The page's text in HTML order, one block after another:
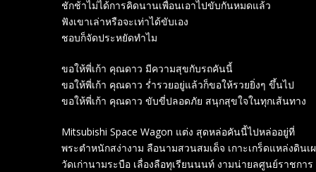
ชักช้าไม่ได้การคิดนานเพื่อนเอาไปขับกันหมดแล้ว
ฟังเขาเล่าหรือจะเท่าได้ขับเอง
ชอบก็จัดประหยัดทำไม
ขอให้พี่เก้า คุณดาว มีความสุขกับรถคันนี้
ขอให้พี่เก้า คุณดาว ร่ำรวยอยู่แล้วก็ขอให้รวยยิ่งๆ ขึ้นไป
ขอให้พี่เก้า คุณดาว ขับขี่ปลอดภัย สนุกสุขใจในทุกเส้นทาง
Mitsubishi Space Wagon แต่ง สุดหล่อคันนี้ไปหล่ออยู่ที่
พระตำหนักสง่างาม ลือนามสวนสมเด็จ เกาะเกร็ดแหล่งดินเ
วัดเก่านามระบือ เลื่องลือทุเรียนนนท์ งามน่ายลศูนย์ราชการ